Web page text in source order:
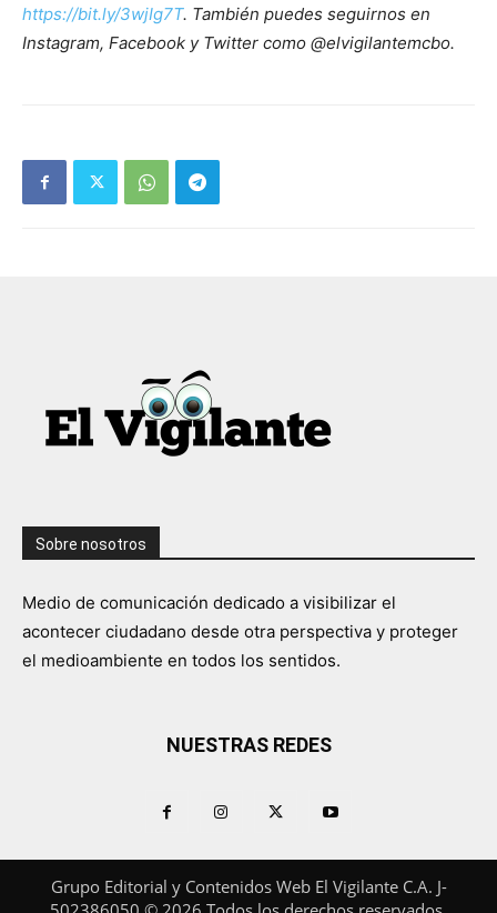
https://bit.ly/3wjIg7T. También puedes seguirnos en
Instagram, Facebook y Twitter como @elvigilantemcbo.
Sobre nosotros
Medio de comunicación dedicado a visibilizar el
acontecer ciudadano desde otra perspectiva y proteger
el medioambiente en todos los sentidos.
NUESTRAS REDES
Grupo Editorial y Contenidos Web El Vigilante C.A. J-